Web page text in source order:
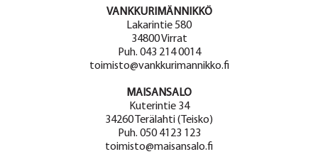
VANKKURIMÄNNIKKÖ
Lakarintie 580
34800 Virrat
Puh. 043 214 0014
toimisto@vankkurimannikko.fi
MAISANSALO
Kuterintie 34
34260 Terälahti (Teisko)
Puh. 050 4123 123
toimisto@maisansalo.fi